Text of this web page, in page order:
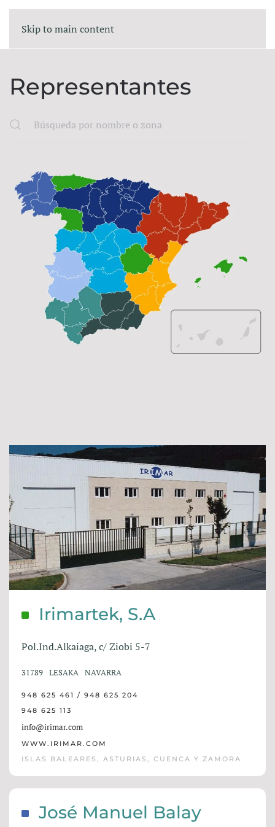
Skip to main content
Representantes
Irimartek, S.A
Pol.Ind.Alkaiaga, c/ Ziobi 5-7
31789 LESAKA NAVARRA
948 625 461 / 948 625 204
948 625 113
info@irimar.com
WWW.IRIMAR.COM
ISLAS BALEARES, ASTURIAS, CUENCA Y ZAMORA
José Manuel Balay